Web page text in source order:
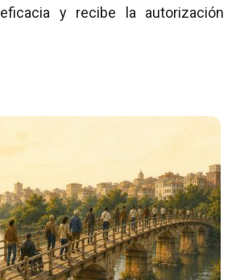
y recibe la autorización